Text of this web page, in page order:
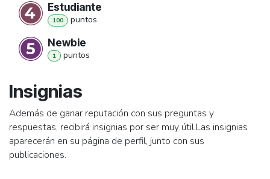
Estudiante
100 puntos
Newbie
1 puntos
Insignias
Además de ganar reputación con sus preguntas y
respuestas, recibirá insignias por ser muy útil.Las insignias
aparecerán en su página de perfil, junto con sus
publicaciones.